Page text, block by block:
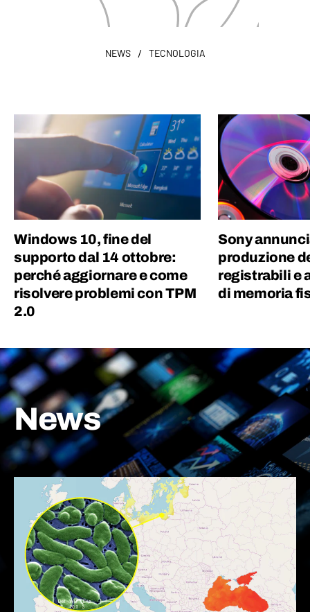
NEWS / TECNOLOGIA
Windows 10, fine del
supporto dal 14 ottobre:
perché aggiornare e come
risolvere problemi con TPM
2.0
Sony
produzione
registrabili e
di memoria
News